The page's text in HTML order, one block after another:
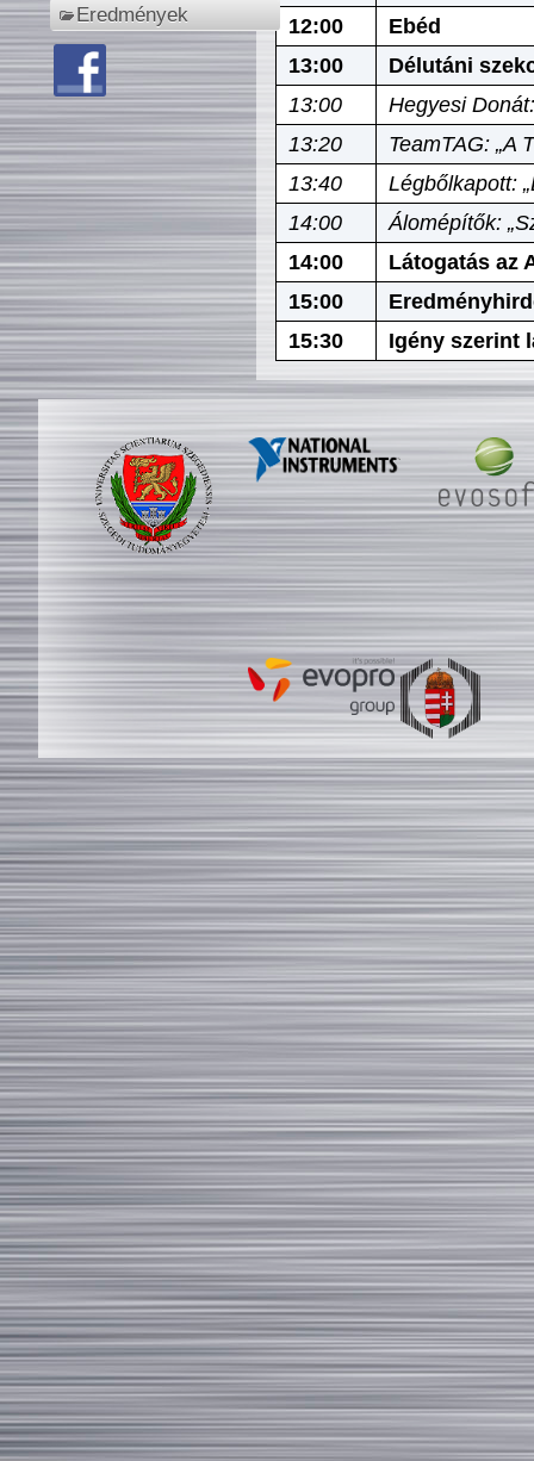
Eredmények
12:00
Ebéd
13:00
Délutáni
13:00
Hegyesi
13:20
TeamTAG: „A
13:40
Légbőlkapott:
14:00
Álomépítők:
14:00
Látogatás az
15:00
15:30
Igény szerint